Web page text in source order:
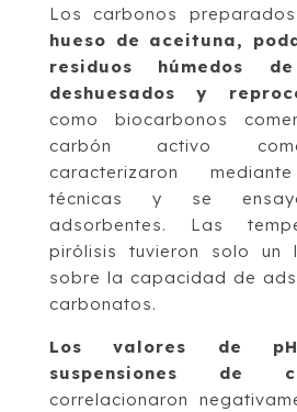
Los carbonos
hueso de aceituna,
residuos húmedos
deshuesados ​​y
como biocarbonos
carbón activo
caracterizaron
técnicas y se
adsorbentes. Las
pirólisis tuvieron solo un
sobre la capacidad de
carbonatos.
Los valores de
suspensiones de
correlacionaron